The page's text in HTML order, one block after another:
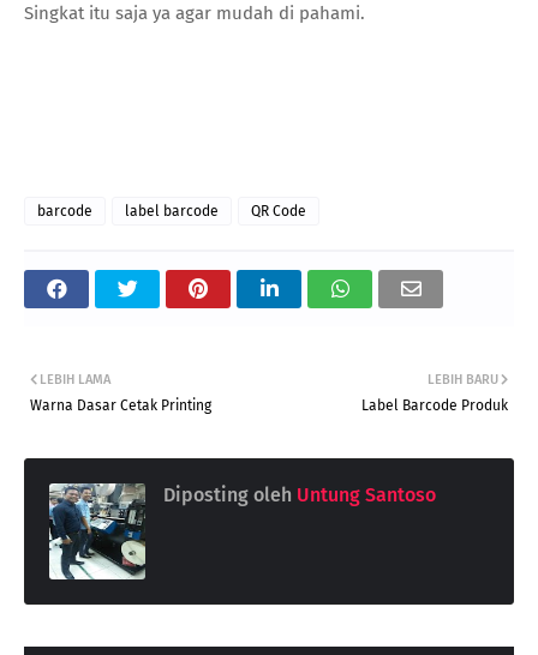
Singkat itu saja ya agar mudah di pahami.
barcode label barcode QR Code
LEBIH BARU
Label Barcode Produk
LEBIH LAMA
Warna Dasar Cetak Printing
Diposting oleh Untung Santoso